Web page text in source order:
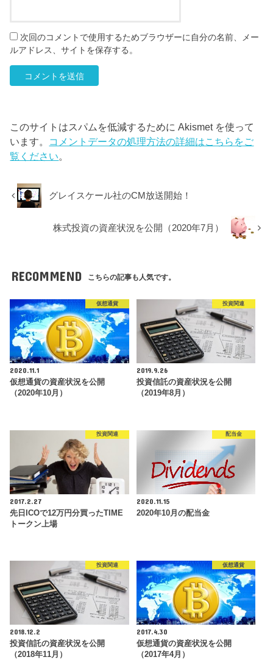
次回のコメントで使用するためブラウザーに自分の名前、メー
ルアドレス、サイトを保存する。
このサイトはスパムを低減するために Akismet を使って
います。 コメントデータの処理方法の詳細はこちらをご
覧ください。
グレイスケール社のCM放送開始！
株式投資の資産状況を公開（2020年7月）
RECOMMEND こちらの記事も人気です。
仮想通貨
2020.11.1
仮想通貨の資産状況を公開
（2020年10月）
投資関連
2019.9.26
投資信託の資産状況を公開
（2019年8月）
投資関連
2017.2.27
先日ICOで12万円分買ったTIME
トークン上場
配当金
2020.11.15
2020年10月の配当金
投資関連
2018.12.2
投資信託の資産状況を公開
（2018年11月）
仮想通貨
2017.4.30
仮想通貨の資産状況を公開
（2017年4月）